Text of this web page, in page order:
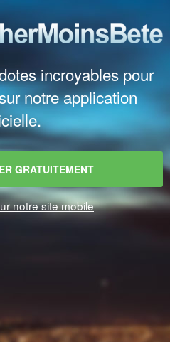
incroyables pour
notre application
GRATUITEMENT
notre site mobile